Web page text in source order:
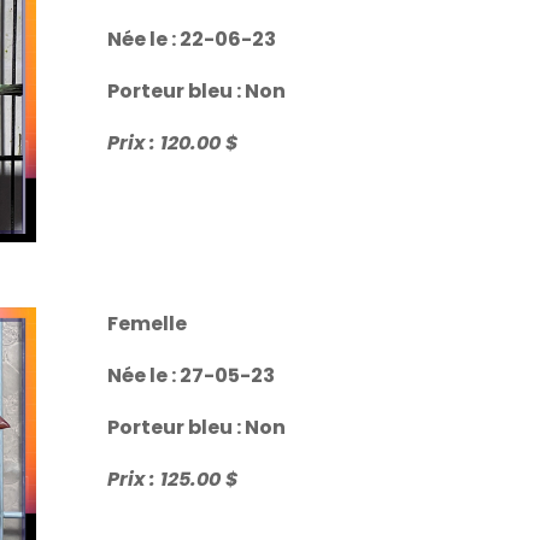
Née le : 22-06-23
Porteur bleu : Non
Prix : 120.00 $
Femelle
Née le : 27-05-23
Porteur bleu : Non
Prix : 125.00 $